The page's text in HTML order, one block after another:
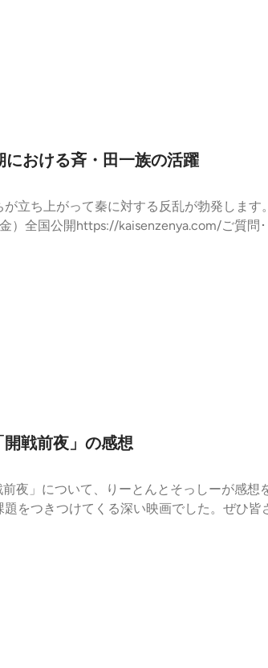
おける斉・田一族の活躍
立ち上がって秦に対する反乱が勃発しま
）全国公開⁠⁠⁠https://kaisenzenya.com/⁠⁠⁠ご質
習編の全エピソード：⁠⁠⁠⁠⁠⁠⁠⁠https://
戦前夜」の感想
夜」について、りーとんとそっしーが感
をつきつけてくる深い映画でした。ぜひ
⁠⁠https://kaisenzenya.com/⁠⁠ご質問･コメント